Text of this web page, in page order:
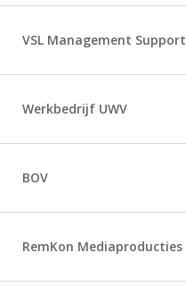
VSL Management Support
Werkbedrijf UWV
BOV
RemKon Mediaproducties